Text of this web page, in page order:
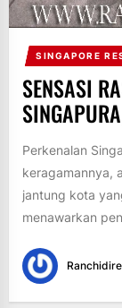
SINGAPORE
SENSASI
Perkenalan
keragamannya,
jantung kota
menawarkan